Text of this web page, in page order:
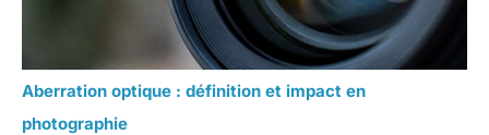
Aberration optique : définition et impact en
photographie